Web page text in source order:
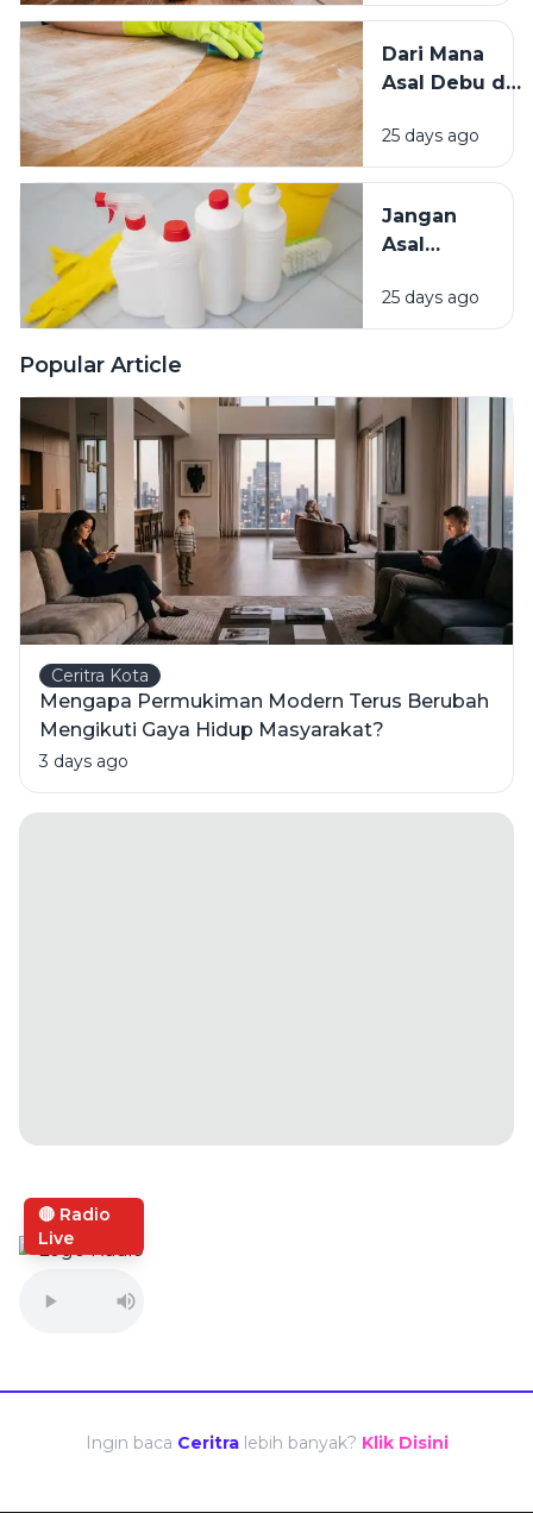
Kecoak,
Hama
Lainnya Ke
Dari Mana
Asal Debu di
Kenali
Penyebab
Mengatasinya
25 days ago
Jangan
Asal
Bahan
Pembersih
25 days ago
Popular Article
Ceritra Kota
Mengapa Permukiman Modern Terus Berubah
Mengikuti Gaya Hidup Masyarakat?
3 days ago
🔴 Radio
Live
Ingin baca Ceritra lebih banyak? Klik Disini